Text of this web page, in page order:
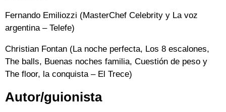
Fernando Emiliozzi (MasterChef Celebrity y La voz
argentina – Telefe)
Christian Fontan (La noche perfecta, Los 8 escalones,
The balls, Buenas noches familia, Cuestión de peso y
The floor, la conquista – El Trece)
Autor/guionista